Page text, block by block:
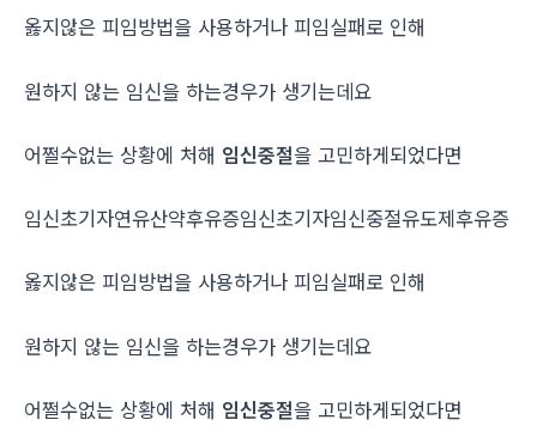
옳지않은 피임방법을 사용하거나 피임실패로 인해
원하지 않는 임신을 하는경우가 생기는데요
어쩔수없는 상황에 처해 임신중절을 고민하게되었다면
임신초기자연유산약후유증임신초기자임신중절유도제후유증
옳지않은 피임방법을 사용하거나 피임실패로 인해
원하지 않는 임신을 하는경우가 생기는데요
어쩔수없는 상황에 처해 임신중절을 고민하게되었다면